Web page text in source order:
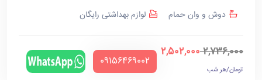
دوش و وان حمام
لوازم بهداشتی رایگان
2,736,000
2,502,000
تومان/هر شب
‪09156469002‬